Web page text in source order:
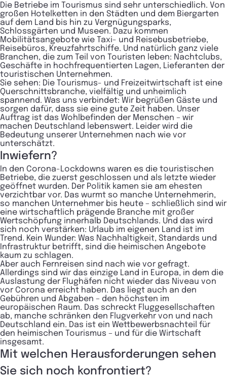
Die Betriebe im Tourismus sind sehr unterschiedlich. Von
großen Hotelketten in den Städten und dem Biergarten
auf dem Land bis hin zu Vergnügungsparks,
Schlossgärten und Museen. Dazu kommen
Mobilitätsangebote wie Taxi- und Reisebusbetriebe,
Reisebüros, Kreuzfahrtschiffe. Und natürlich ganz viele
Branchen, die zum Teil von Touristen leben: Nachtclubs,
Geschäfte in hochfrequentierten Lagen, Lieferanten der
touristischen Unternehmen.
Sie sehen: Die Tourismus- und Freizeitwirtschaft ist eine
Querschnittsbranche, vielfältig und unheimlich
spannend. Was uns verbindet: Wir begrüßen Gäste und
sorgen dafür, dass sie eine gute Zeit haben. Unser
Auftrag ist das Wohlbefinden der Menschen – wir
machen Deutschland lebenswert. Leider wird die
Bedeutung unserer Unternehmen nach wie vor
unterschätzt.
Inwiefern?
In den Corona-Lockdowns waren es die touristischen
Betriebe, die zuerst geschlossen und als letzte wieder
geöffnet wurden. Der Politik kamen sie am ehesten
verzichtbar vor. Das wurmt so manche Unternehmerin,
so manchen Unternehmer bis heute – schließlich sind wir
eine wirtschaftlich prägende Branche mit großer
Wertschöpfung innerhalb Deutschlands. Und das wird
sich noch verstärken: Urlaub im eigenen Land ist im
Trend. Kein Wunder: Was Nachhaltigkeit, Standards und
Infrastruktur betrifft, sind die heimischen Angebote
kaum zu schlagen.
Aber auch Fernreisen sind nach wie vor gefragt.
Allerdings sind wir das einzige Land in Europa, in dem die
Auslastung der Flughäfen nicht wieder das Niveau von
vor Corona erreicht haben. Das liegt auch an den
Gebühren und Abgaben – den höchsten im
europäischen Raum. Das schreckt Fluggesellschaften
ab, manche schränken den Flugverkehr von und nach
Deutschland ein. Das ist ein Wettbewerbsnachteil für
den heimischen Tourismus – und für die Wirtschaft
insgesamt.
Mit welchen Herausforderungen sehen
Sie sich noch konfrontiert?